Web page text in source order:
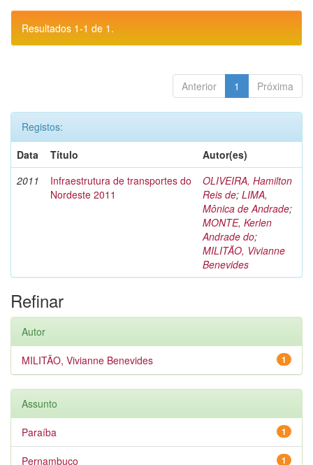
Resultados 1-1 de 1.
Anterior 1 Próxima
Registos:
Data
Título
Autor(es)
2011
Infraestrutura de transportes do
Nordeste 2011
OLIVEIRA, Hamilton
Reis de; LIMA,
Mônica de Andrade;
MONTE, Kerlen
Andrade do;
MILITÃO, Vivianne
Benevides
Refinar
Autor
1
MILITÃO, Vivianne Benevides
Assunto
1
Paraíba
1
Pernambuco